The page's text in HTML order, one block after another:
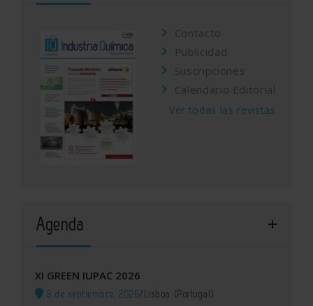
Contacto
Publicidad
Suscripciones
Calendario Editorial
Ver todas las revistas
Agenda
XI GREEN IUPAC 2026
8 de septiembre, 2026/Lisboa (Portugal)